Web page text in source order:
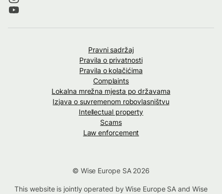
Pravni sadržaj
Pravila o privatnosti
Pravila o kolačićima
Complaints
Lokalna mrežna mjesta po državama
Izjava o suvremenom robovlasništvu
Intellectual property
Scams
Law enforcement
© Wise Europe SA 2026
This website is jointly operated by Wise Europe SA and Wise